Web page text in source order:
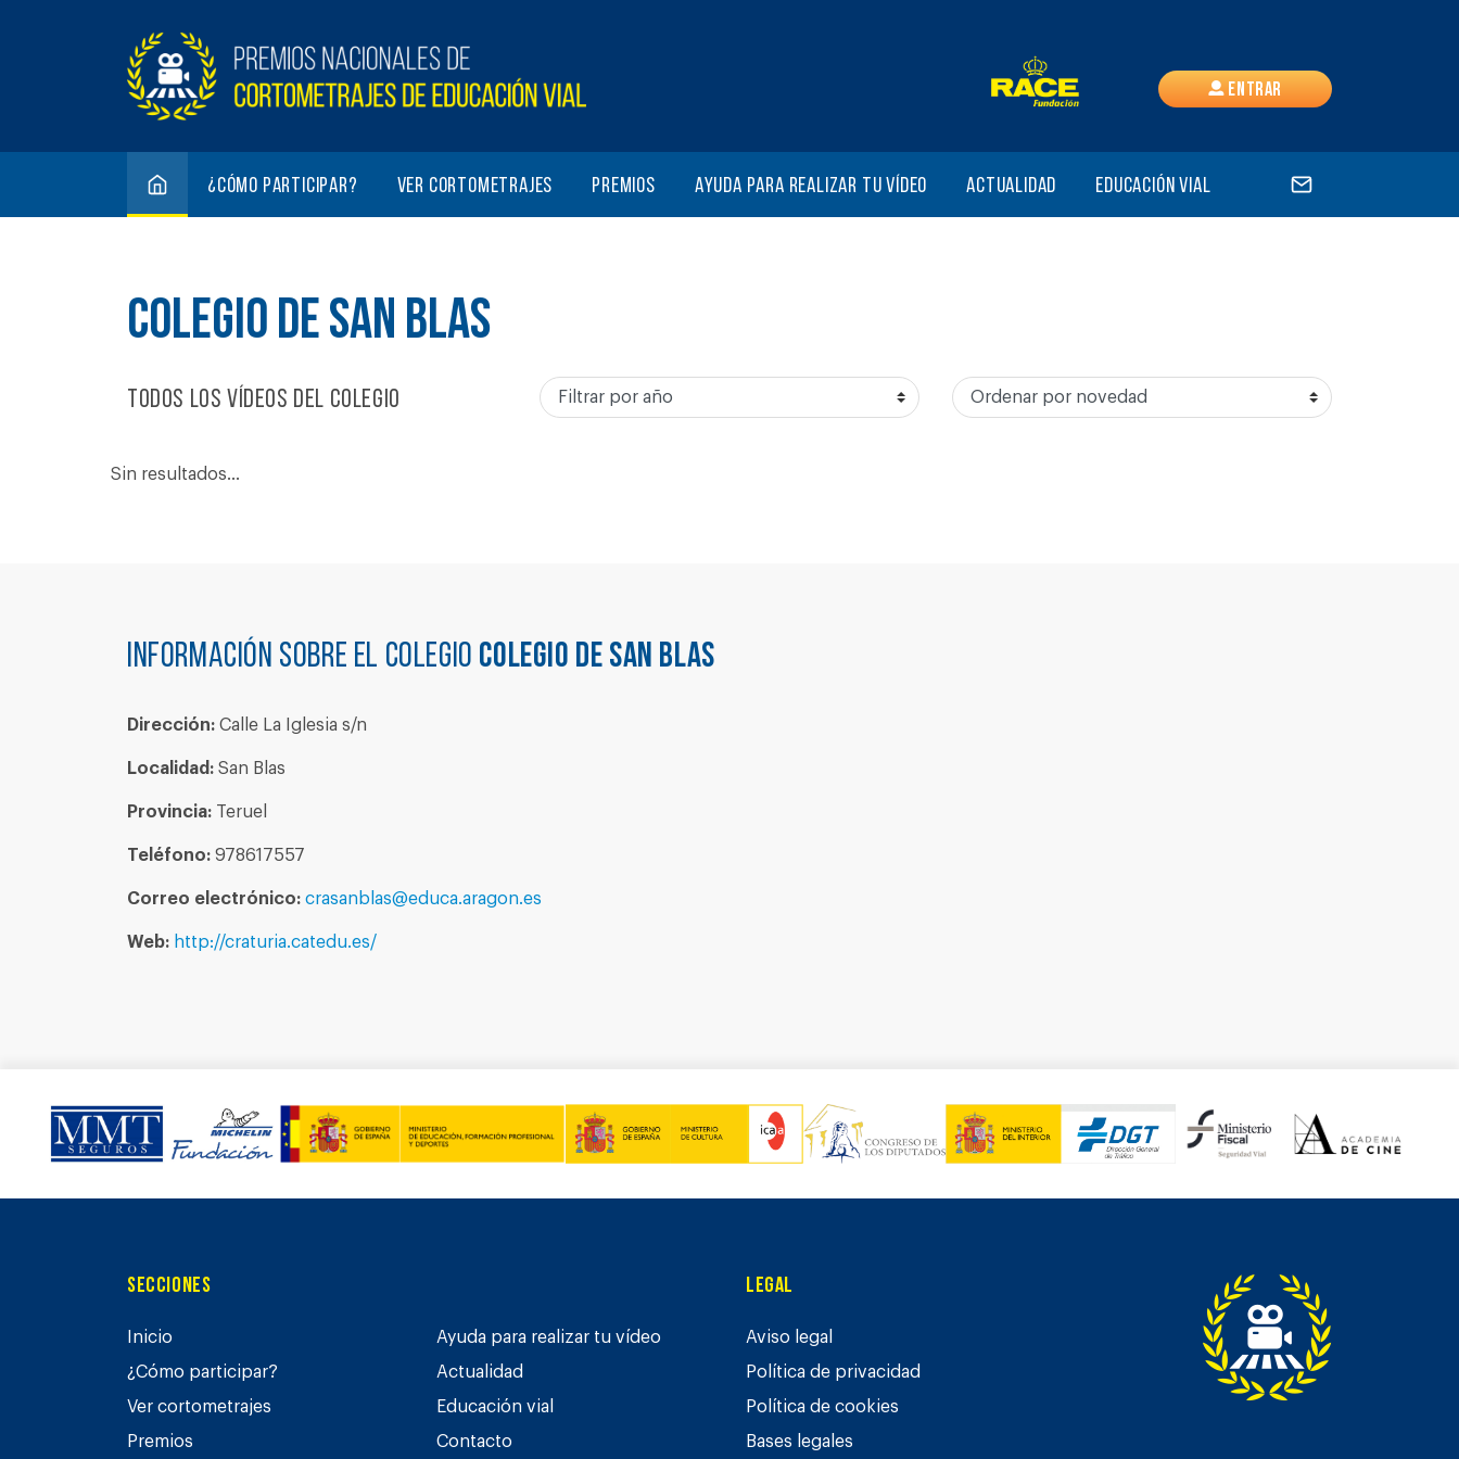
Entrar
¿Cómo participar? Ver cortometrajes Premios Ayuda para realizar tu vídeo Actualidad Educación vial
COLEGIO DE SAN BLAS
Todos los vídeos del colegio
Sin resultados...
Información sobre el colegio COLEGIO DE SAN BLAS
Dirección: Calle La Iglesia s/n
Localidad: San Blas
Provincia: Teruel
Teléfono: 978617557
Correo electrónico: crasanblas@educa.aragon.es
Web: http://craturia.catedu.es/
Secciones
Inicio
¿Cómo participar?
Ver cortometrajes
Premios
Ayuda para realizar tu vídeo
Actualidad
Educación vial
Contacto
Legal
Aviso legal
Política de privacidad
Política de cookies
Bases legales